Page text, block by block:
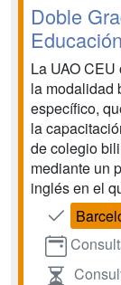
Doble
La UAO
la modalidad
específico,
la
de colegio
mediante un
inglés en el